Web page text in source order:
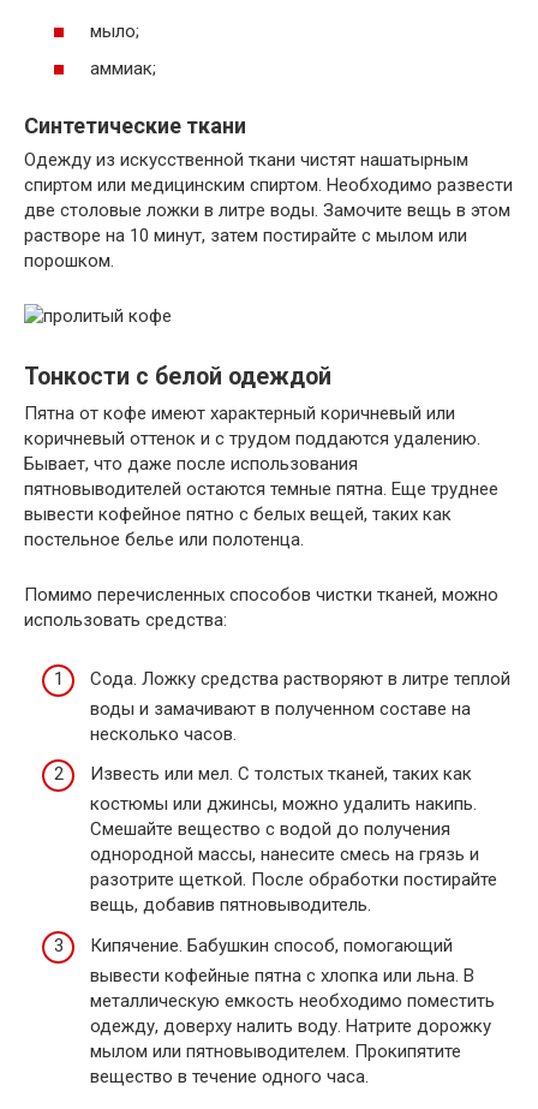
мыло;
аммиак;
Синтетические ткани
Одежду из искусственной ткани чистят нашатырным
спиртом или медицинским спиртом. Необходимо развести
две столовые ложки в литре воды. Замочите вещь в этом
растворе на 10 минут, затем постирайте с мылом или
порошком.
Тонкости с белой одеждой
Пятна от кофе имеют характерный коричневый или
коричневый оттенок и с трудом поддаются удалению.
Бывает, что даже после использования
пятновыводителей остаются темные пятна. Еще труднее
вывести кофейное пятно с белых вещей, таких как
постельное белье или полотенца.
Помимо перечисленных способов чистки тканей, можно
использовать средства:
Сода. Ложку средства растворяют в литре теплой
воды и замачивают в полученном составе на
несколько часов.
Известь или мел. С толстых тканей, таких как
костюмы или джинсы, можно удалить накипь.
Смешайте вещество с водой до получения
однородной массы, нанесите смесь на грязь и
разотрите щеткой. После обработки постирайте
вещь, добавив пятновыводитель.
Кипячение. Бабушкин способ, помогающий
вывести кофейные пятна с хлопка или льна. В
металлическую емкость необходимо поместить
одежду, доверху налить воду. Натрите дорожку
мылом или пятновыводителем. Прокипятите
вещество в течение одного часа.